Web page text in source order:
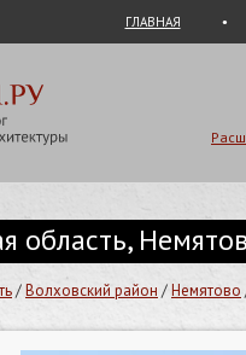
ГЛАВНАЯ
область,
/Волховский район /Немятово